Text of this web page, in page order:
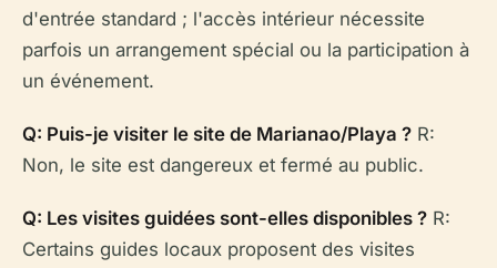
d'entrée standard ; l'accès intérieur nécessite
parfois un arrangement spécial ou la participation à
un événement.
Q: Puis-je visiter le site de Marianao/Playa ? R:
Non, le site est dangereux et fermé au public.
Q: Les visites guidées sont-elles disponibles ? R:
Certains guides locaux proposent des visites